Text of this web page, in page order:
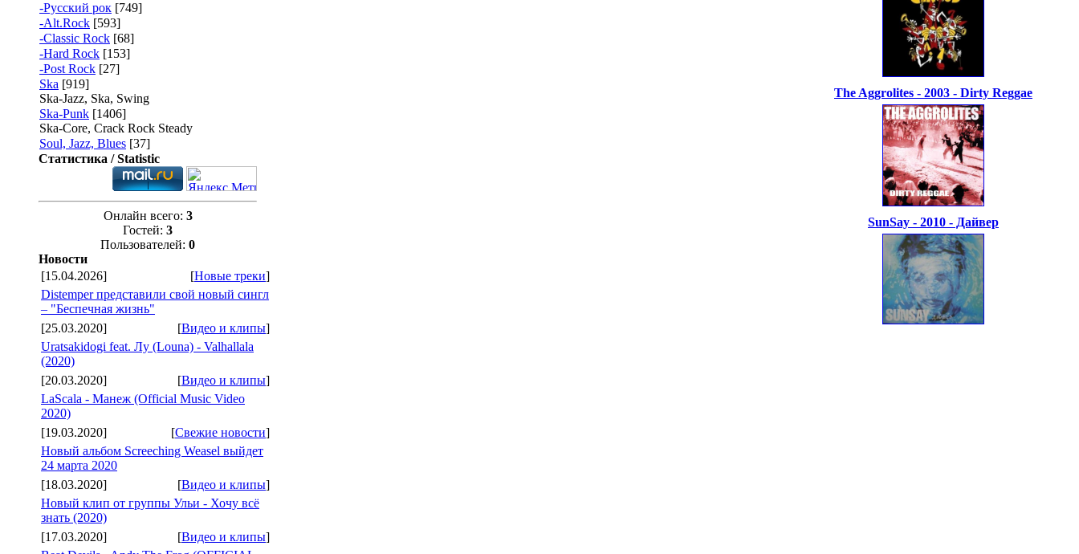
-Русский рок [749]
-Alt.Rock [593]
-Classic Rock [68]
-Hard Rock [153]
-Post Rock [27]
Ska [919]
Ska-Jazz, Ska, Swing
Ska-Punk [1406]
Ska-Core, Crack Rock Steady
Soul, Jazz, Blues [37]
Статистика / Statistic
Онлайн всего: 3
Гостей: 3
Пользователей: 0
Новости
[15.04.2026]
[Новые треки]
Distemper представили свой новый сингл
– "Беспечная жизнь"
[25.03.2020]
[Видео и клипы]
Uratsakidogi feat. Лу (Louna) - Valhallala
(2020)
[20.03.2020]
[Видео и клипы]
LaScala - Манеж (Official Music Video
2020)
[19.03.2020]
[Свежие новости]
Новый альбом Screeching Weasel выйдет
24 марта 2020
[18.03.2020]
[Видео и клипы]
Новый клип от группы Ульи - Хочу всё
знать (2020)
[17.03.2020]
[Видео и клипы]
The Aggrolites - 2003 - Dirty Reggae
SunSay - 2010 - Дайвер